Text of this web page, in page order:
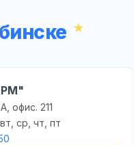
офис. 211
ср, чт, пт